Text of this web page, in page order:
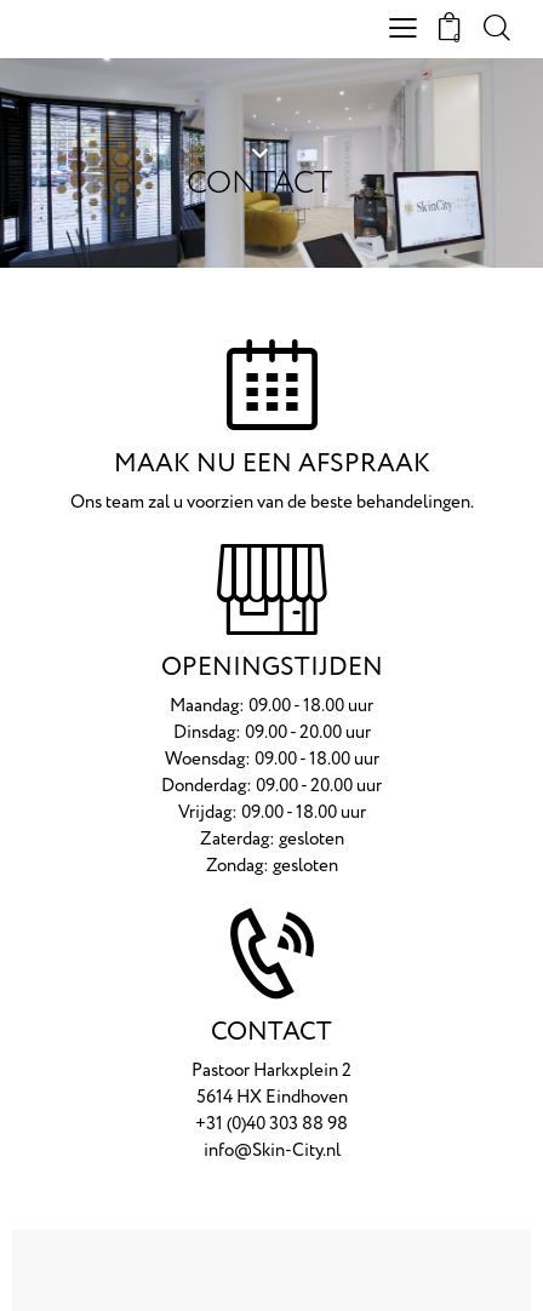
0
CONTACT
MAAK NU EEN AFSPRAAK
Ons team zal u voorzien van de beste behandelingen.
OPENINGSTIJDEN
Maandag: 09.00 - 18.00 uur
Dinsdag: 09.00 - 20.00 uur
Woensdag: 09.00 - 18.00 uur
Donderdag: 09.00 - 20.00 uur
Vrijdag: 09.00 - 18.00 uur
Zaterdag: gesloten
Zondag: gesloten
CONTACT
Pastoor Harkxplein 2
5614 HX Eindhoven
+31 (0)40 303 88 98
info@Skin-City.nl